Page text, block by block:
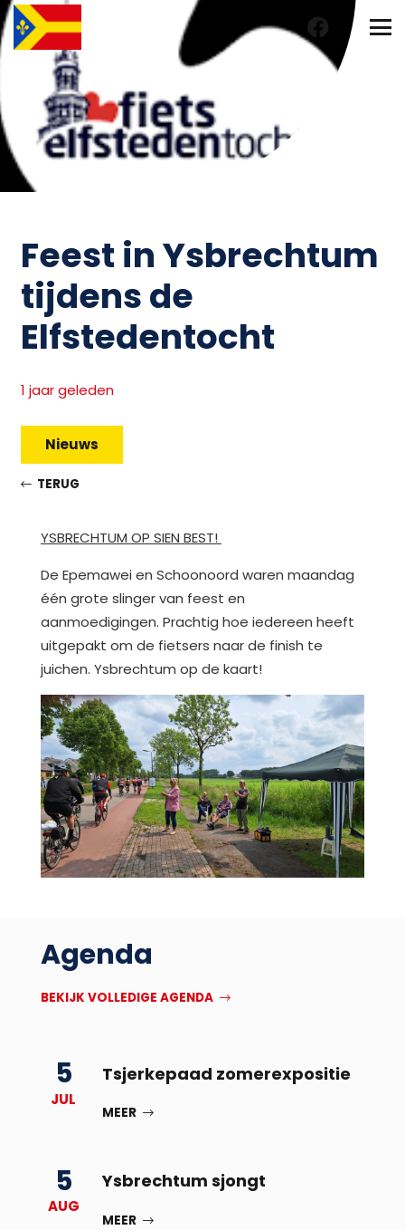
Feest in Ysbrechtum
tijdens de
Elfstedentocht
1 jaar geleden
Nieuws
TERUG
YSBRECHTUM OP SIEN BEST!
De Epemawei en Schoonoord waren maandag
één grote slinger van feest en
aanmoedigingen. Prachtig hoe iedereen heeft
uitgepakt om de fietsers naar de finish te
juichen. Ysbrechtum op de kaart!
Agenda
BEKIJK VOLLEDIGE AGENDA
5
JUL
Tsjerkepaad zomerexpositie
MEER
5
AUG
Ysbrechtum sjongt
MEER